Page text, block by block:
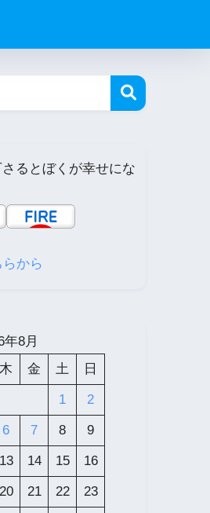
るとぼくが幸せにな
から
年8月
木 金 土 日
1 2
6 7 8 9
13 14 15 16
20 21 22 23